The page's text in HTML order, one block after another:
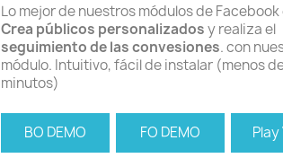
Lo mejor de nuestros módulos de Facebook
Crea públicos personalizadosy realiza el
seguimiento de las convesiones. con
módulo. Intuitivo, fácil de instalar (menos
minutos)
BO DEMO FO DEMO